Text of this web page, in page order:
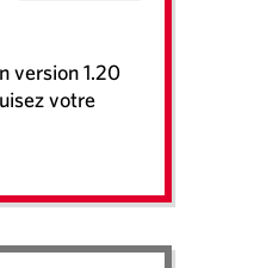
version 1.20
votre